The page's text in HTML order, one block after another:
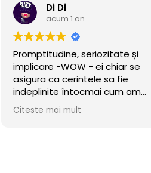
acum 1 an
Am găsit acest site
nu de mult se deschisese, fiind
eram în căutare de baloane pt
petrecerea băiețelului meu.
incercat norocul și a meritat.
Baloanele sunt chiar wow 🏆
Citeste mai mult